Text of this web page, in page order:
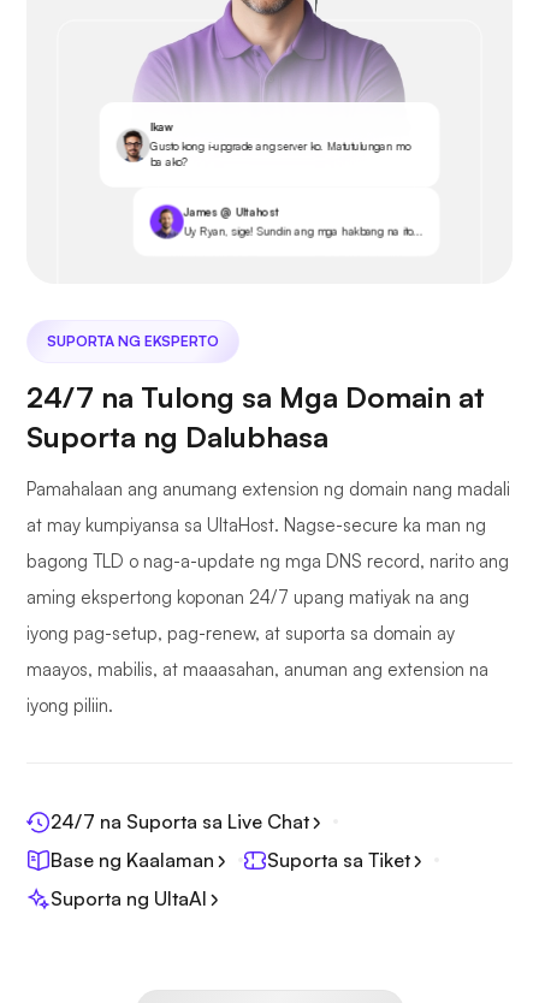
Ikaw
Gusto kong i-upgrade ang server ko. Matutulungan mo
ba ako?
James @ Ultahost
Uy Ryan, sige! Sundin ang mga hakbang na ito...
SUPORTA NG EKSPERTO
24/7 na Tulong sa Mga Domain at
Suporta ng Dalubhasa
Pamahalaan ang anumang extension ng domain nang madali
at may kumpiyansa sa UltaHost. Nagse-secure ka man ng
bagong TLD o nag-a-update ng mga DNS record, narito ang
aming ekspertong koponan 24/7 upang matiyak na ang
iyong pag-setup, pag-renew, at suporta sa domain ay
maayos, mabilis, at maaasahan, anuman ang extension na
iyong piliin.
24/7 na Suporta sa Live Chat
Base ng Kaalaman
Suporta sa Tiket
Suporta ng UltaAI